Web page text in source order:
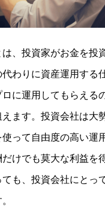
、投資家がお金を投
わりに資産運用する
に運用してもらえる
ます。投資会社は大
って自由度の高い運
けでも莫大な利益を
も、投資会社にとっ